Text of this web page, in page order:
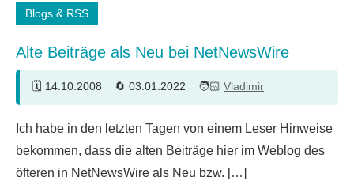
Blogs & RSS
Alte Beiträge als Neu bei NetNewsWire
14.10.2008 03.01.2022 Vladimir
Kommentare
Ich habe in den letzten Tagen von einem Leser Hinweise
bekommen, dass die alten Beiträge hier im Weblog des
öfteren in NetNewsWire als Neu bzw. […]